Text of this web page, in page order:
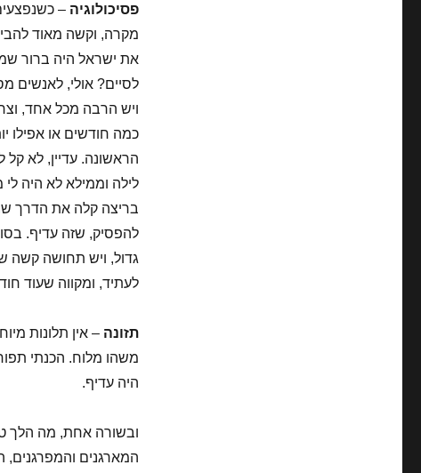
פסיכולוגיה –
מקרה, וקשה מאוד
את ישראל היה ברור
לסיים? אולי, לאנשים
ויש הרבה מכל אחד,
לילה וממילא לא היה
בריצה קלה את הדרך
להפסיק, שזה עדיף.
גדול, ויש תחושה קשה
לעתיד, ומקווה שעוד
תזונה
משהו מלוח. הכנתי
היה עדיף.
ובשורה אחת, מה הלך
המארגנים והמפרגנים,